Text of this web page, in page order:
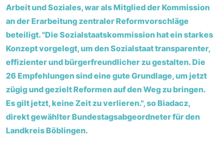
Arbeit und Soziales, war als Mitglied der Kommission
an der Erarbeitung zentraler Reformvorschläge
beteiligt. "Die Sozialstaatskommission hat ein starkes
Konzept vorgelegt, um den Sozialstaat transparenter,
effizienter und bürgerfreundlicher zu gestalten. Die
26 Empfehlungen sind eine gute Grundlage, um jetzt
zügig und gezielt Reformen auf den Weg zu bringen.
Es gilt jetzt, keine Zeit zu verlieren.", so Biadacz,
direkt gewählter Bundestagsabgeordneter für den
Landkreis Böblingen.